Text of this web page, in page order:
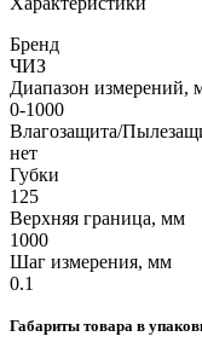
Бренд
ЧИЗ
Диапазон измерений,
0-1000
Влагозащита/
нет
Губки
125
Верхняя граница, мм
1000
Шаг измерения, мм
0.1
Габариты товара в